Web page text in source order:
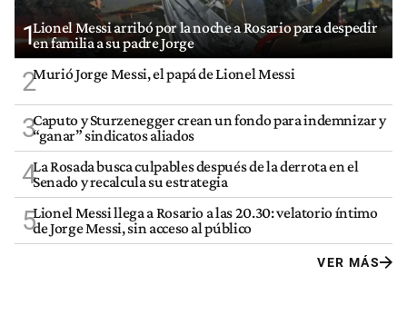
1Lionel Messi arribó por la noche a Rosario para despedir
en familia a su padre Jorge
2Murió Jorge Messi, el papá de Lionel Messi
3Caputo y Sturzenegger crean un fondo para indemnizar y
“ganar” sindicatos aliados
4La Rosada busca culpables después de la derrota en el
Senado y recalcula su estrategia
5Lionel Messi llega a Rosario a las 20.30: velatorio íntimo
de Jorge Messi, sin acceso al público
VER MÁS